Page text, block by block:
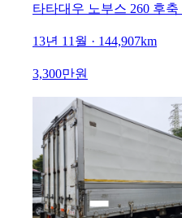
타타대우 노부스 260 후
13년 11월 · 144,907km
3,300만원